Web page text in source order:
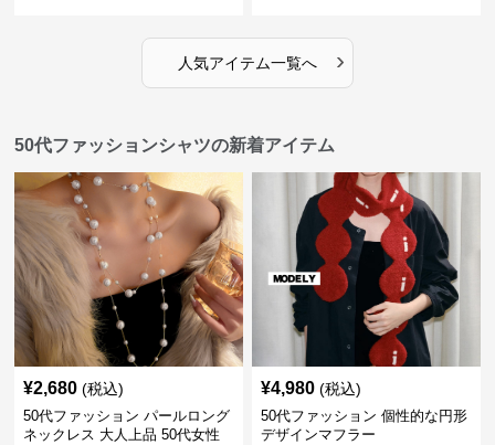
人気アイテム一覧へ ›
50代ファッションシャツの新着アイテム
¥2,680 (税込)
50代ファッション パールロング
ネックレス 大人上品 50代女性
¥4,980 (税込)
50代ファッション 個性的な円形
デザインマフラー